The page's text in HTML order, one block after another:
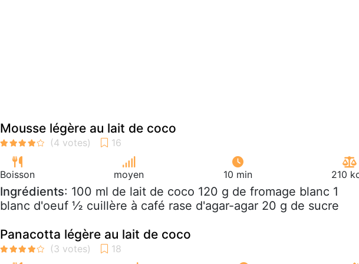
Mousse légère au lait de coco
Boisson moyen 10 min 210
Ingrédients: 100 ml de lait de coco 120 g de fromage blanc 1
blanc d'oeuf ½ cuillère à café rase d'agar-agar 20 g de sucre
Panacotta légère au lait de coco